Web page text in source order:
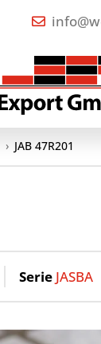
› JAB 47R201
Serie JASBA